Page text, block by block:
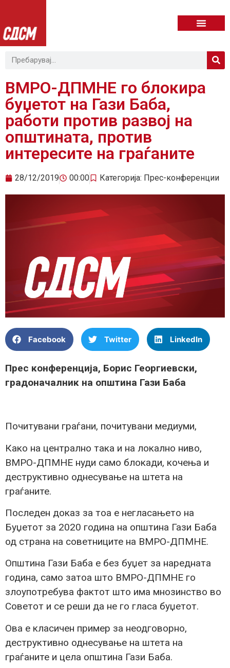
ВМРО-ДПМНЕ го блокира
буџетот на Гази Баба,
работи против развој на
општината, против
интересите на граѓаните
28/12/2019 00:00 Категорија: Прес-конференции
Facebook Twitter LinkedIn
Прес конференција, Борис Георгиевски,
градоначалник на општина Гази Баба
Почитувани граѓани, почитувани медиуми,
Како на централно така и на локално ниво,
ВМРО-ДПМНЕ нуди само блокади, кочења и
деструктивно однесување на штета на
граѓаните.
Последен доказ за тоа е негласањето на
Буџетот за 2020 година на општина Гази Баба
од страна на советниците на ВМРО-ДПМНЕ.
Општина Гази Баба е без буџет за наредната
година, само затоа што ВМРО-ДПМНЕ го
злоупотребува фактот што има мнозинство во
Советот и се реши да не го гласа буџетот.
Ова е класичен пример за неодговорно,
деструктивно однесување на штета на
граѓаните и цела општина Гази Баба.